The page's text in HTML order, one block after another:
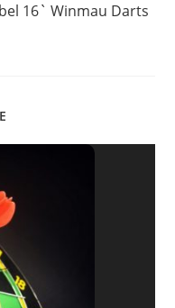
16` Winmau Darts